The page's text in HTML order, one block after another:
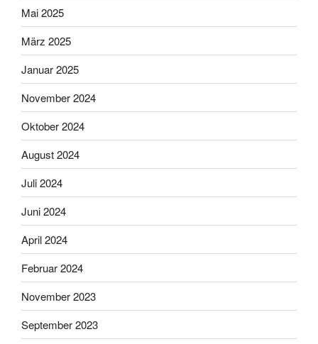
Mai 2025
März 2025
Januar 2025
November 2024
Oktober 2024
August 2024
Juli 2024
Juni 2024
April 2024
Februar 2024
November 2023
September 2023